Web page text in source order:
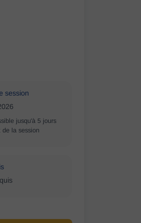
session
jusqu'à 5 jours
de la session